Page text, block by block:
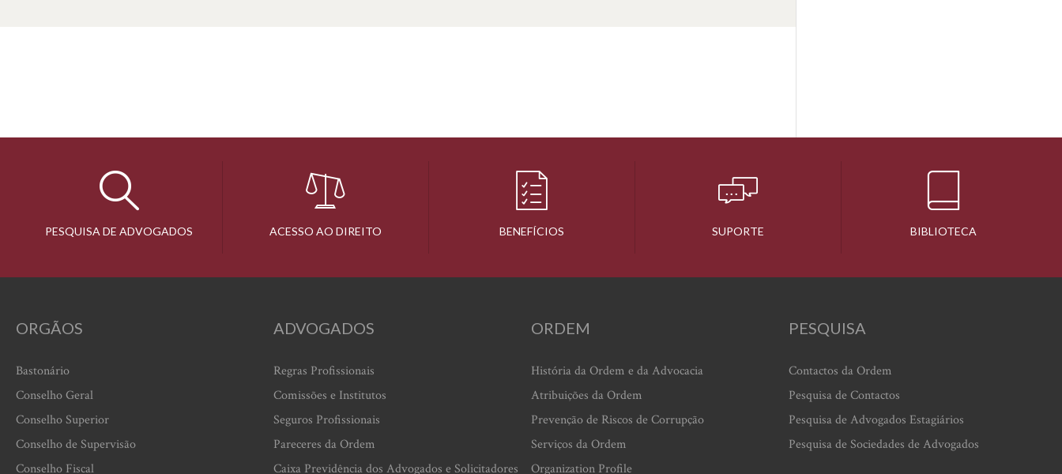
PESQUISA DE ADVOGADOS ACESSO AO DIREITO BENEFÍCIOS SUPORTE BIBLIOTECA
ORGÃOS
Bastonário
Conselho Geral
Conselho Superior
Conselho de Supervisão
Conselho Fiscal
ADVOGADOS
Regras Profissionais
Comissões e Institutos
Seguros Profissionais
Pareceres da Ordem
Caixa Previdência dos Advogados e Solicitadores
ORDEM
História da Ordem e da Advocacia
Atribuições da Ordem
Prevenção de Riscos de Corrupção
Serviços da Ordem
Organization Profile
PESQUISA
Contactos da Ordem
Pesquisa de Contactos
Pesquisa de Advogados Estagiários
Pesquisa de Sociedades de Advogados